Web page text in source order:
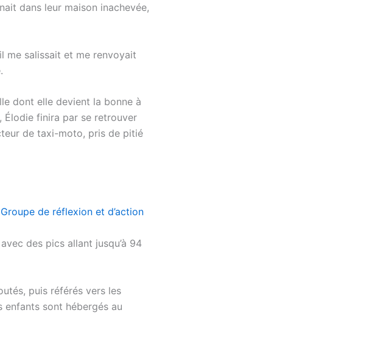
dans leur maison inachevée,
me salissait et me renvoyait
dont elle devient la bonne à
Élodie finira par se retrouver
de taxi-moto, pris de pitié
de réflexion et d’action
des pics allant jusqu’à 94
puis référés vers les
sont hébergés au